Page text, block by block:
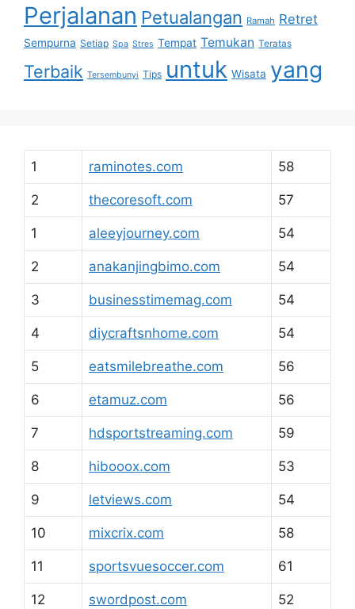
Perjalanan Petualangan Ramah Retret
Sempurna Setiap Spa Stres Tempat Temukan Teratas
Terbaik Tersembunyi Tips untuk Wisata yang
1 raminotes.com 58
2 thecoresoft.com 57
1 aleeyjourney.com 54
2 anakanjingbimo.com 54
3 businesstimemag.com 54
4 diycraftsnhome.com 54
5 eatsmilebreathe.com 56
6 etamuz.com 56
7 hdsportstreaming.com 59
8 hibooox.com 53
9 letviews.com 54
10 mixcrix.com 58
11 sportsvuesoccer.com 61
12 swordpost.com 52